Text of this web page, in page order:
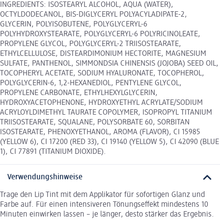
INGREDIENTS: ISOSTEARYL ALCOHOL, AQUA (WATER),
OCTYLDODECANOL, BIS-DIGLYCERYL POLYACYLADIPATE-2,
GLYCERIN, POLYISOBUTENE, POLYGLYCERYL-6
POLYHYDROXYSTEARATE, POLYGLYCERYL-6 POLYRICINOLEATE,
PROPYLENE GLYCOL, POLYGLYCERYL-2 TRIISOSTEARATE,
ETHYLCELLULOSE, DISTEARDIMONIUM HECTORITE, MAGNESIUM
SULFATE, PANTHENOL, SIMMONDSIA CHINENSIS (JOJOBA) SEED OIL,
TOCOPHERYL ACETATE, SODIUM HYALURONATE, TOCOPHEROL,
POLYGLYCERIN-6, 1,2-HEXANEDIOL, PENTYLENE GLYCOL,
PROPYLENE CARBONATE, ETHYLHEXYLGLYCERIN,
HYDROXYACETOPHENONE, HYDROXYETHYL ACRYLATE/SODIUM
ACRYLOYLDIMETHYL TAURATE COPOLYMER, ISOPROPYL TITANIUM
TRIISOSTEARATE, SQUALANE, POLYSORBATE 60, SORBITAN
ISOSTEARATE, PHENOXYETHANOL, AROMA (FLAVOR), CI 15985
(YELLOW 6), CI 17200 (RED 33), CI 19140 (YELLOW 5), CI 42090 (BLUE
1), CI 77891 (TITANIUM DIOXIDE).
Verwendungshinweise
Trage den Lip Tint mit dem Applikator für sofortigen Glanz und
Farbe auf. Für einen intensiveren Tönungseffekt mindestens 10
Minuten einwirken lassen – je länger, desto stärker das Ergebnis.